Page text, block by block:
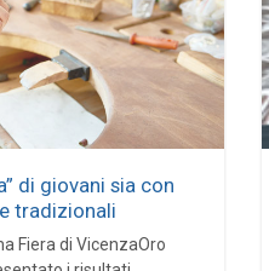
di giovani sia con
tradizionali
Fiera di VicenzaOro